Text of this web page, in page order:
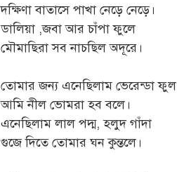
দক্ষিণা বাতাসে পাখা নেড়ে নেড়ে।
ডালিয়া ,জবা আর চাঁপা ফুলে
মৌমাছিরা সব নাচছিল অদূরে।
তোমার জন্য এনেছিলাম ভেরেন্ডা ফুল
আমি নীল ভোমরা হব বলে।
এনেছিলাম লাল পদ্ম, হলুদ গাঁদা
গুজে দিতে তোমার ঘন কুন্তলে।